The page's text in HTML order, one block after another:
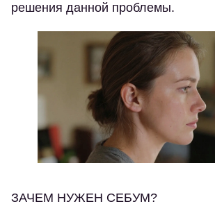
решения данной проблемы.
ЗАЧЕМ НУЖЕН СЕБУМ?